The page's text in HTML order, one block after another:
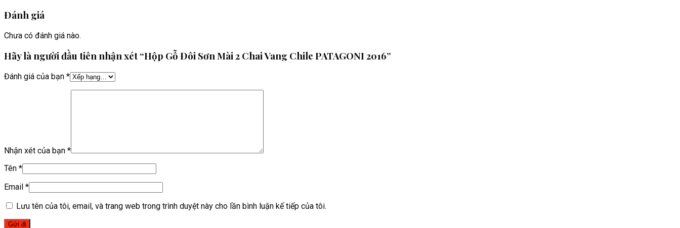
Đánh giá
Chưa có đánh giá nào.
Hãy là người đầu tiên nhận xét “Hộp Gỗ Đôi Sơn Mài 2 Chai Vang Chile PATAGONI 2016”
Đánh giá của bạn *
Nhận xét của bạn *
Tên *
Email *
Lưu tên của tôi, email, và trang web trong trình duyệt này cho lần bình luận kế tiếp của tôi.